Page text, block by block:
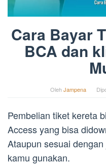
Cara Bayar
BCA dan
OlehJampena
Pembelian tiket kereta
Access yang bisa
Ataupun sesuai
kamu gunakan.